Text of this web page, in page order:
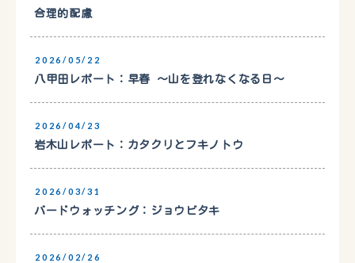
合理的配慮
2026/05/22
八甲田レポート：早春 〜山を登れなくなる日〜
2026/04/23
岩木山レポート：カタクリとフキノトウ
2026/03/31
バードウォッチング：ジョウビタキ
2026/02/26